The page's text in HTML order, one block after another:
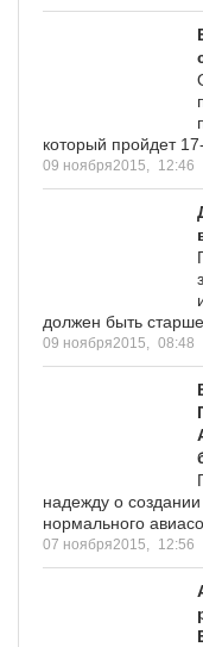
который пройдет
09 ноября2015, 12:46
должен быть
09 ноября2015, 08:48
надежду о
нормального
07 ноября2015, 12:56